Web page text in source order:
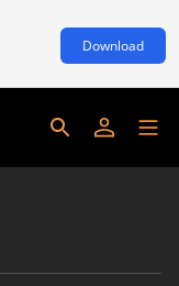
Download